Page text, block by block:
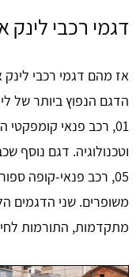
דגמי רכבי לינק
אז מהם דגמי רכבי לינק
01, רכב פנאי קומפקטי
05, רכב פנאי-קופה
משופרים. שני הדגמים
מתקדמות, התורמות